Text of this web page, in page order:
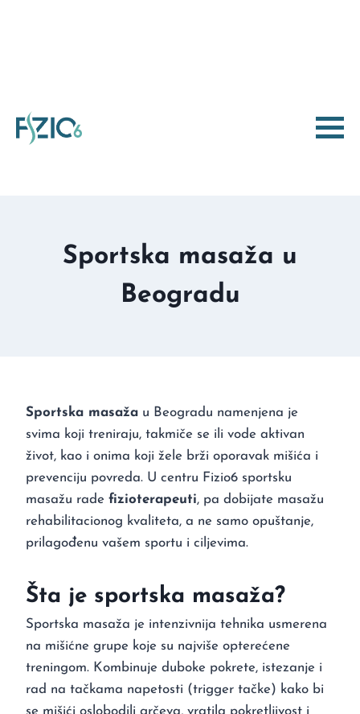
Sportska masaža u
Beogradu
Sportska masaža u Beogradu namenjena je
svima koji treniraju, takmiče se ili vode aktivan
život, kao i onima koji žele brži oporavak mišića i
prevenciju povreda. U centru Fizio6 sportsku
masažu rade fizioterapeuti, pa dobijate masažu
rehabilitacionog kvaliteta, a ne samo opuštanje,
prilagođenu vašem sportu i ciljevima.
Šta je sportska masaža?
Sportska masaža je intenzivnija tehnika usmerena
na mišićne grupe koje su najviše opterećene
treningom. Kombinuje duboke pokrete, istezanje i
rad na tačkama napetosti (trigger tačke) kako bi